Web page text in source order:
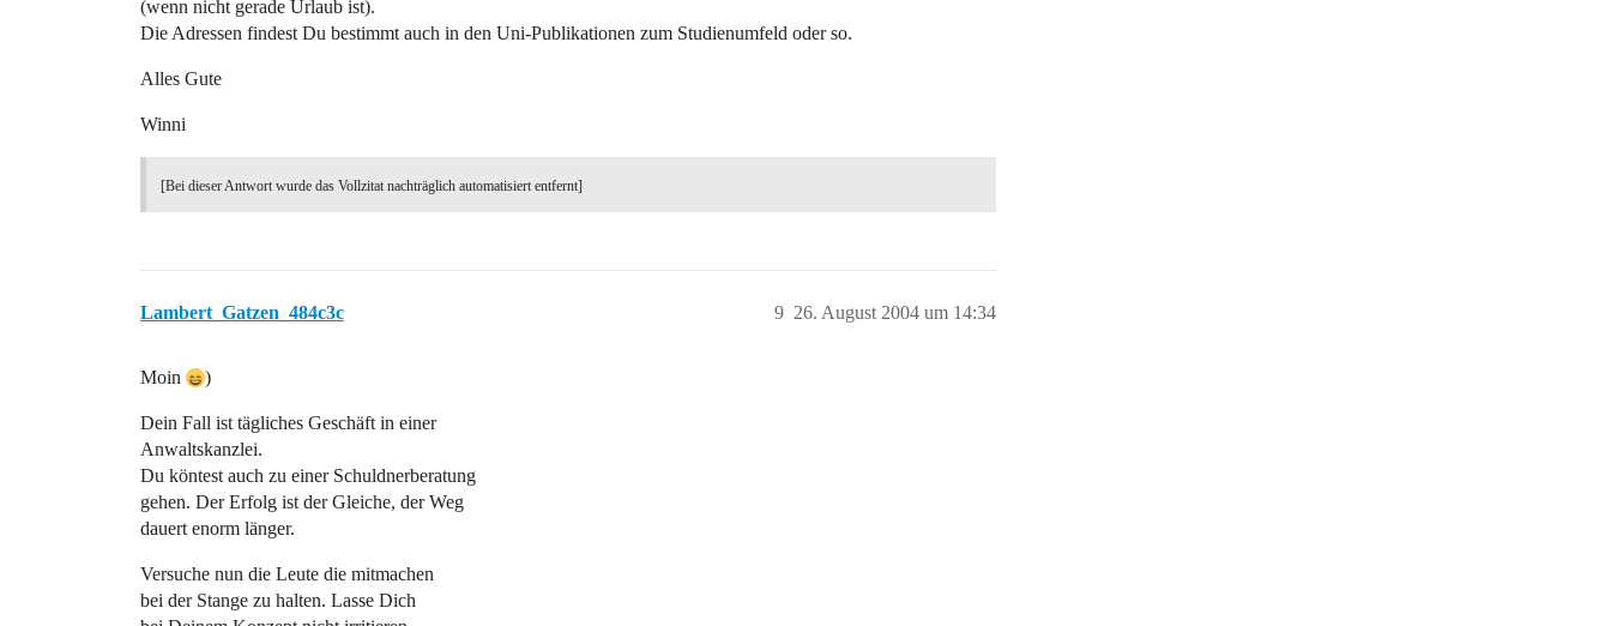
(wenn nicht gerade Urlaub ist).
Die Adressen findest Du bestimmt auch in den Uni-Publikationen zum Studienumfeld oder so.
Alles Gute
Winni
[Bei dieser Antwort wurde das Vollzitat nachträglich automatisiert entfernt]
Lambert_Gatzen_484c3c 26. August 2004 um 14:34
9
Moin )
Dein Fall ist tägliches Geschäft in einer
Anwaltskanzlei.
Du köntest auch zu einer Schuldnerberatung
gehen. Der Erfolg ist der Gleiche, der Weg
dauert enorm länger.
Versuche nun die Leute die mitmachen
bei der Stange zu halten. Lasse Dich